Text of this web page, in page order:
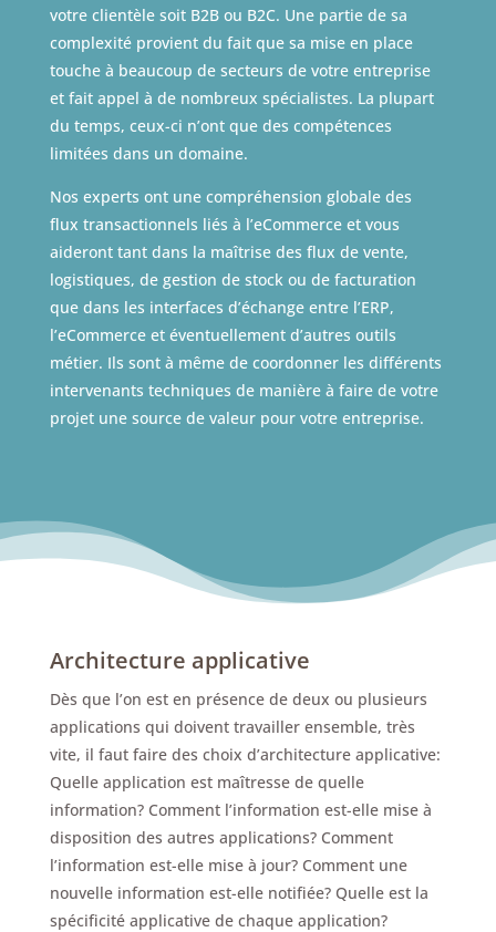
votre clientèle soit B2B ou B2C. Une partie de sa
complexité provient du fait que sa mise en place
touche à beaucoup de secteurs de votre entreprise
et fait appel à de nombreux spécialistes. La plupart
du temps, ceux-ci n’ont que des compétences
limitées dans un domaine.
Nos experts ont une compréhension globale des
flux transactionnels liés à l’eCommerce et vous
aideront tant dans la maîtrise des flux de vente,
logistiques, de gestion de stock ou de facturation
que dans les interfaces d’échange entre l’ERP,
l’eCommerce et éventuellement d’autres outils
métier. Ils sont à même de coordonner les différents
intervenants techniques de manière à faire de votre
projet une source de valeur pour votre entreprise.
Architecture applicative
Dès que l’on est en présence de deux ou plusieurs
applications qui doivent travailler ensemble, très
vite, il faut faire des choix d’architecture applicative:
Quelle application est maîtresse de quelle
information? Comment l’information est-elle mise à
disposition des autres applications? Comment
l’information est-elle mise à jour? Comment une
nouvelle information est-elle notifiée? Quelle est la
spécificité applicative de chaque application?